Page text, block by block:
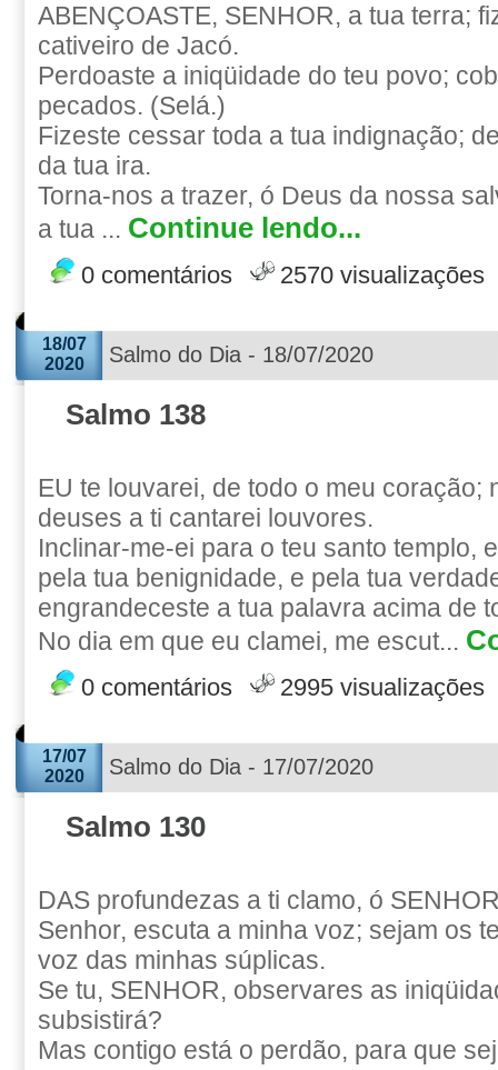
ABENÇOASTE, SENHOR, a tua terra;
cativeiro de Jacó.
Perdoaste a iniqüidade do teu povo;
pecados. (Selá.)
Fizeste cessar toda a tua indignação;
da tua ira.
Torna-nos a trazer, ó Deus da nossa
a tua ... Continue lendo...
0 comentários 2570 visualizações
18/07
2020
Salmo do Dia - 18/07/2020
Salmo 138
EU te louvarei, de todo o meu coração;
deuses a ti cantarei louvores.
Inclinar-me-ei para o teu santo templo,
pela tua benignidade, e pela tua
engrandeceste a tua palavra acima de
No dia em que eu clamei, me escut...
0 comentários 2995 visualizações
17/07
2020
Salmo do Dia - 17/07/2020
Salmo 130
DAS profundezas a ti clamo, ó
Senhor, escuta a minha voz; sejam os
voz das minhas súplicas.
Se tu, SENHOR, observares as
subsistirá?
Mas contigo está o perdão, para que